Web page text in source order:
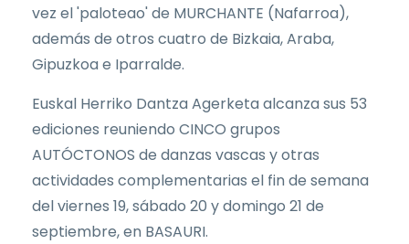
vez el 'paloteao' de MURCHANTE (Nafarroa),
además de otros cuatro de Bizkaia, Araba,
Gipuzkoa e Iparralde.
Euskal Herriko Dantza Agerketa alcanza sus 53
ediciones reuniendo CINCO grupos
AUTÓCTONOS de danzas vascas y otras
actividades complementarias el fin de semana
del viernes 19, sábado 20 y domingo 21 de
septiembre, en BASAURI.